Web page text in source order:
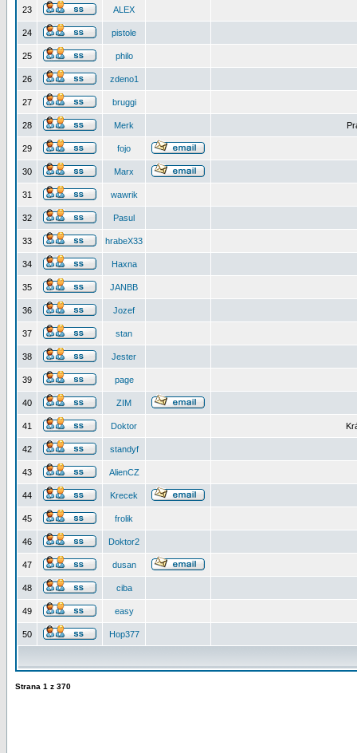
23 ALEX
24 pistole
25 philo
26 zdeno1
27 bruggi
28 Merk
29 fojo
30 Marx
31 wawrik
32 Pasul
33 hrabeX33
34 Haxna
35 JANBB
36 Jozef
37 stan
38 Jester
39 page
40 ZIM
41 Doktor
42 standyf
43 AlienCZ
44 Krecek
45 frolik
46 Doktor2
47 dusan
48 ciba
49 easy
50 Hop377
Strana 1 z 370